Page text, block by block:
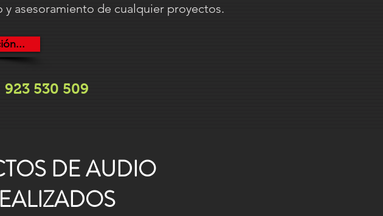
y asesoramiento de cualquier proyectos.
923 530 509
DE AUDIO